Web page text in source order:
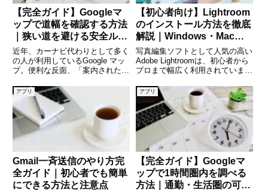
【完全ガイド】Googleマ
ップで道幅を確認する方法
｜狭い道を避ける安全ルー
トの探し方
近年、カーナビ代わりとして多く
の人が利用しているGoogle マッ
プ。便利な反面、「案内された道
ありませんか。特に軽自動車や大
型車、運転に不慣れな方にとっ
て、道幅の情報はとても重要で
す。本記事では、Google
【初心者向け】Lightroom
のインストール方法を徹底
解説｜Windows・Mac対
応ガイド
写真編集ソフトとして人気の高い
Adobe Lightroomは、初心者から
プロまで幅広く利用されていま
ようとすると「どこからダウンロ
ードすればいいの？」「途中でつ
まずいたらどうする？」と不安に
感じる方も多いので
アプリ
Gmail一斉送信のやり方完
全ガイド｜初心者でも簡単
にできる方法と注意点
アプリ
【完全ガイド】Googleマ
ップで1時間圏内を調べる
方法｜通勤・生活圏の可視